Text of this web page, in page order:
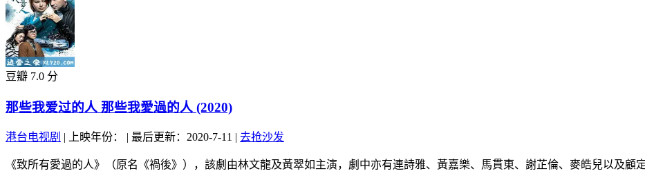
豆瓣 7.0 分
那些我爱过的人 那些我愛過的人 (2020)
港台电视剧 | 上映年份： | 最后更新：2020-7-11 | 去抢沙发
《致所有愛過的人》（原名《禍後》），該劇由林文龍及黃翠如主演，劇中亦有連詩雅、黃嘉樂、馬貫東、謝芷倫、麥皓兒以及顧